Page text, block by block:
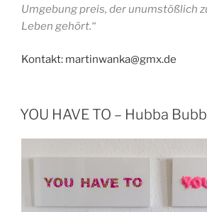
Umgebung preis, der unumstößlich
Leben gehört.“
Kontakt: martinwanka@gmx.de
YOU HAVE TO – Hubba